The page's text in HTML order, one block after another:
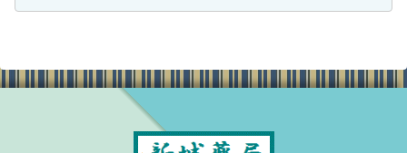
度、わたしは全身汗だくになります。最